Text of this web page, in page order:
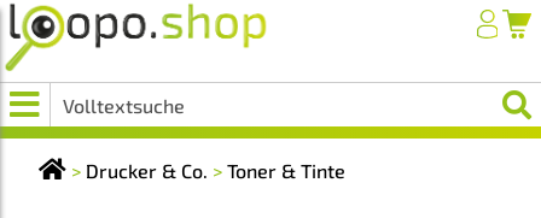
> Drucker & Co. > Toner & Tinte